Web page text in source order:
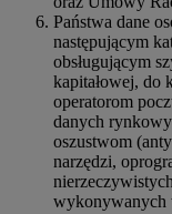
Państwa dane
następującym
obsługującym
kapitałowej, do
operatorom
danych
oszustwom
narzędzi,
wykonywanych